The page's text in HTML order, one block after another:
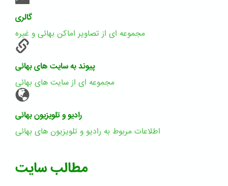
گالری
مجموعه ای از تصاویر اماکن بهائی و غیره
پیوند به سایت های بهائی
مجموعه ای از سایت های بهائی
رادیو و تلویزیون بهائی
اطلاعات مربوط به رادیو و تلویزیون های بهائی
مطالب سایت